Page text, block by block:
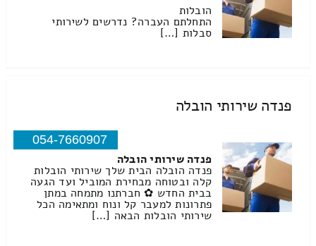
הובלות
התחלתם העברה? נדרשים לשירותי
סבלות […]
פנדה שירותי הובלה
054-7660907
פנדה שירותי הובלה
פנדה הובלה הבית שלך שירותי הובלות
קלה ובטוחה מבחירת המוביל ועד הגעה
בבית החדש ✿ חברתנו מתמחה במתן
פתרונות למעבר קל ונוח ומתאימה הכל
שירותי הובלות הבאה […]